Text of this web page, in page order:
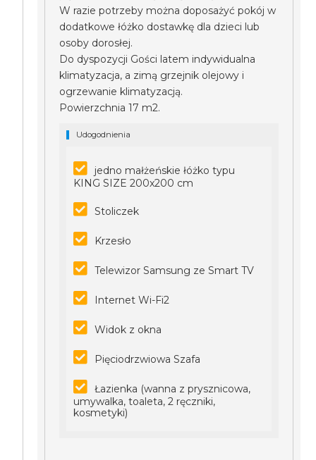
W razie potrzeby można doposażyć pokój w
dodatkowe łóżko dostawkę dla dzieci lub
osoby dorosłej.
Do dyspozycji Gości latem indywidualna
klimatyzacja, a zimą grzejnik olejowy i
ogrzewanie klimatyzacją.
Powierzchnia 17 m2.
Udogodnienia
jedno małżeńskie łóżko typu
KING SIZE 200x200 cm
Stoliczek
Krzesło
Telewizor Samsung ze Smart TV
Internet Wi-Fi2
Widok z okna
Pięciodrzwiowa Szafa
Łazienka (wanna z prysznicowa,
umywalka, toaleta, 2 ręczniki,
kosmetyki)